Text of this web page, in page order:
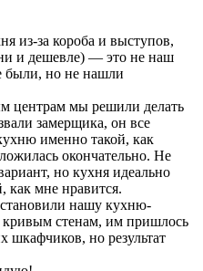
из-за короба и выступов,
и дешевле) — это не наш
были, но не нашли
центрам мы решили делать
замерщика, он все
именно такой, как
окончательно. Не
но кухня идеально
как мне нравится.
нашу кухню-
кривым стенам, им пришлось
шкафчиков, но результат